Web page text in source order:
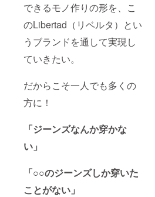
できるモノ作りの形を、こ
のLibertad（リベルタ）とい
うブランドを通して実現し
ていきたい。
だからこそ一人でも多くの
方に！
「ジーンズなんか穿かな
い」
「○○のジーンズしか穿いた
ことがない」